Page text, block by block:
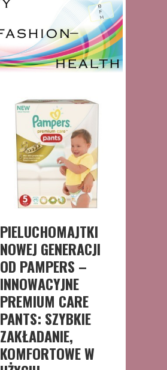
PIELUCHOMAJTKI
NOWEJ GENERACJI
OD PAMPERS –
INNOWACYJNE
PREMIUM CARE
PANTS: SZYBKIE
ZAKŁADANIE,
KOMFORTOWE W